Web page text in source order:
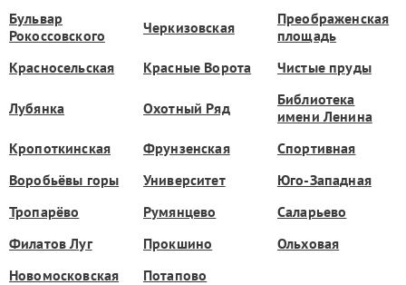
Бульвар
Рокоссовского
Черкизовская
Преображенская
площадь
Красносельская
Красные Ворота Чистые пруды
Лубянка Охотный Ряд
Библиотека
имени Ленина
Кропоткинская
Фрунзенская
Спортивная
Воробьёвы горы
Университет
Юго-Западная
Тропарёво
Румянцево
Саларьево
Филатов Луг
Прокшино
Ольховая
Новомосковская
Потапово